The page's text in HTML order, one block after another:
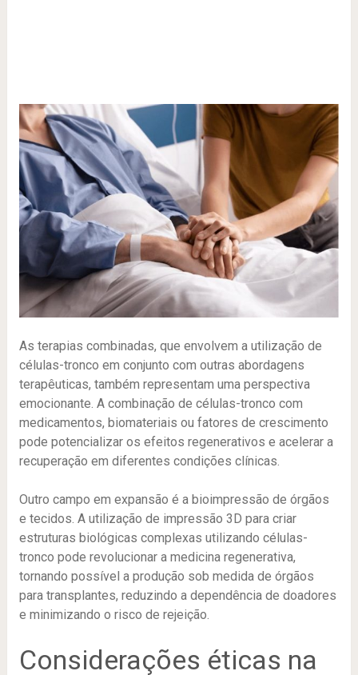
As terapias combinadas, que envolvem a utilização de
células-tronco em conjunto com outras abordagens
terapêuticas, também representam uma perspectiva
emocionante. A combinação de células-tronco com
medicamentos, biomateriais ou fatores de crescimento
pode potencializar os efeitos regenerativos e acelerar a
recuperação em diferentes condições clínicas.
Outro campo em expansão é a bioimpressão de órgãos
e tecidos. A utilização de impressão 3D para criar
estruturas biológicas complexas utilizando células-
tronco pode revolucionar a medicina regenerativa,
tornando possível a produção sob medida de órgãos
para transplantes, reduzindo a dependência de doadores
e minimizando o risco de rejeição.
Considerações éticas na